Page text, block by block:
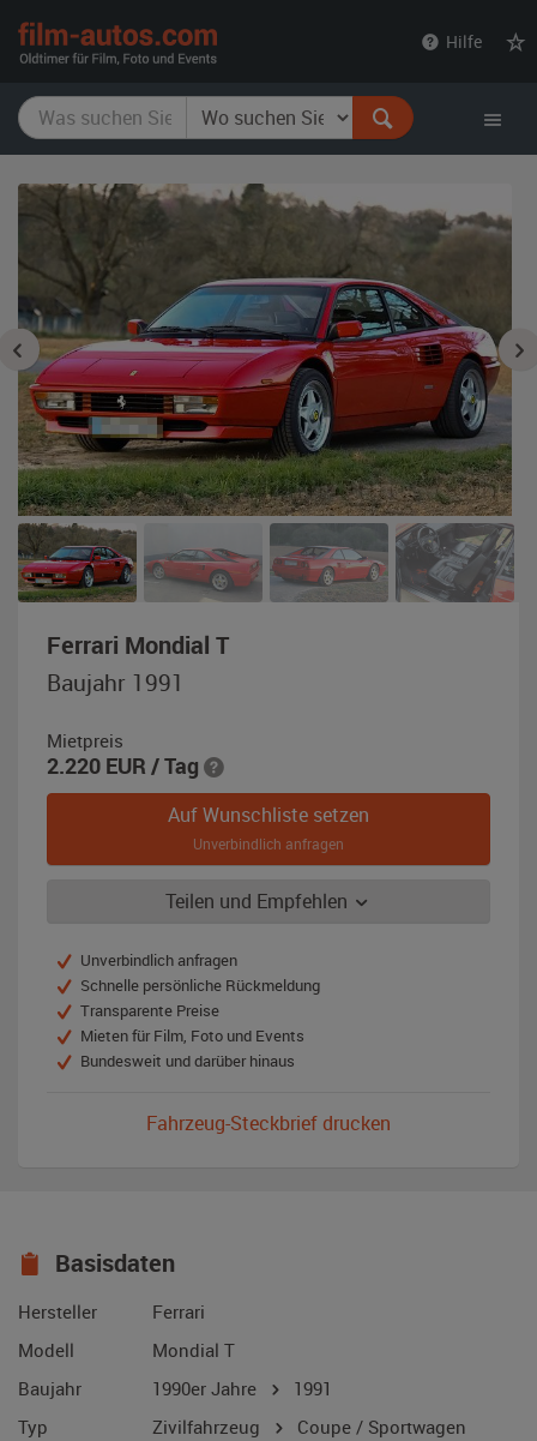
Hilfe
Ferrari Mondial T,
Baujahr 1991
Mietpreis
2.220 EUR / Tag
Auf Wunschliste setzen
Unverbindlich anfragen
Teilen und Empfehlen
Unverbindlich anfragen
Schnelle persönliche Rückmeldung
Transparente Preise
Mieten für Film, Foto und Events
Bundesweit und darüber hinaus
Fahrzeug-Steckbrief drucken
Basisdaten
Hersteller
Ferrari
Modell
Mondial T
Baujahr
1990er Jahre
1991
Typ
Zivilfahrzeug
Coupe / Sportwagen